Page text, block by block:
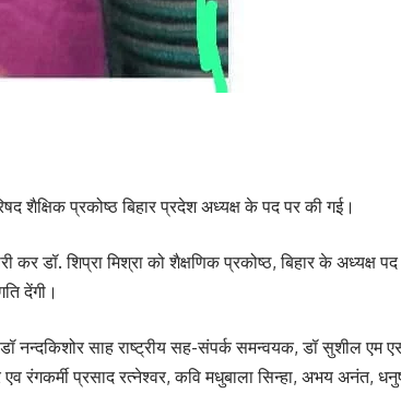
शैक्षिक प्रकोष्ठ बिहार प्रदेश अध्यक्ष के पद पर की गई।
डॉ. शिप्रा मिश्रा को शैक्षणिक प्रकोष्ठ, बिहार के अध्यक्ष
देंगी।
नन्दकिशोर साह राष्ट्रीय सह-संपर्क समन्वयक, डॉ सुशील
एव रंगकर्मी प्रसाद रत्नेश्वर, कवि मधुबाला सिन्हा, अभय अनंत,